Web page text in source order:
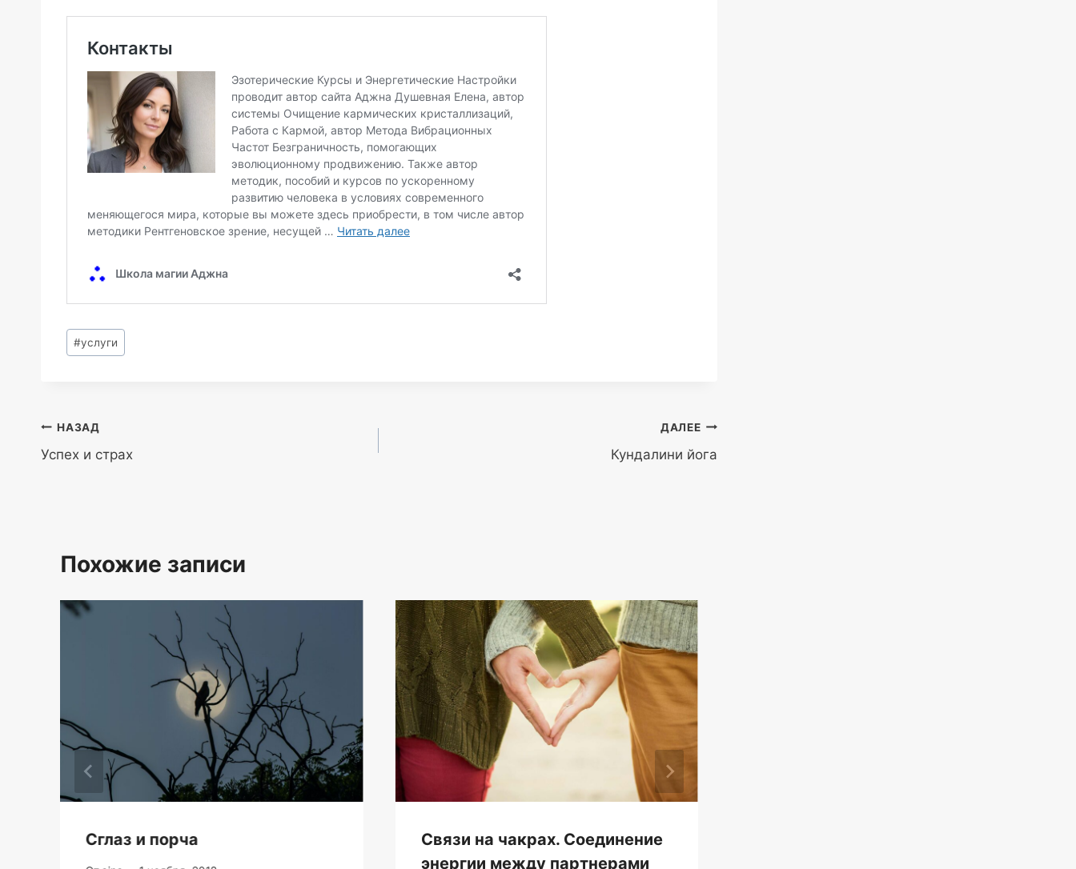
Метки
записи:
#услуги
Навигация
по
НАЗАД
Успех и страх
ДАЛЕЕ
Кундалини йога
Похожие записи
Сглаз и порча
Связи на чакрах. Соединение
энергии между партнерами